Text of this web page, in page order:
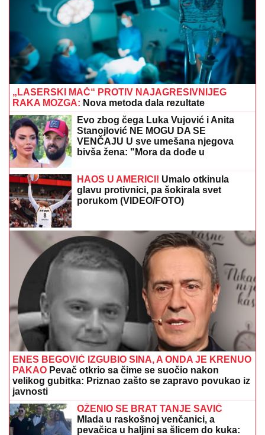
„LASERSKI MAČ“ PROTIV NAJAGRESIVNIJEG
RAKA MOZGA: Nova metoda dala rezultate
Evo zbog čega Luka Vujović i Anita
Stanojlović NE MOGU DA SE
VENČAJU U sve umešana njegova
bivša žena: "Mora da dođe u
HAOS U AMERICI! Umalo otkinula
glavu protivnici, pa šokirala svet
porukom (VIDEO/FOTO)
ENES BEGOVIĆ IZGUBIO SINA, A ONDA JE KRENUO
PAKAO Pevač otkrio sa čime se suočio nakon
velikog gubitka: Priznao zašto se zapravo povukao iz
javnosti
OŽENIO SE BRAT TANJE SAVIĆ
Mlada u raskošnoj venčanici, a
pevačica u haljini sa šlicem do kuka: